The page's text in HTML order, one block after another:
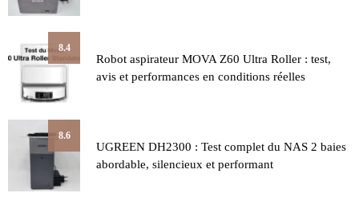
8.4
Robot aspirateur MOVA Z60 Ultra Roller : test,
avis et performances en conditions réelles
8.6
UGREEN DH2300 : Test complet du NAS 2 baies
abordable, silencieux et performant